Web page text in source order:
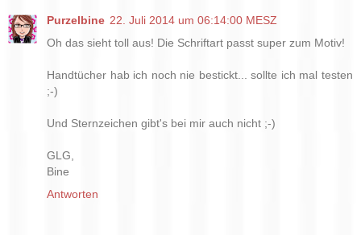
Purzelbine 22. Juli 2014 um 06:14:00 MESZ
Oh das sieht toll aus! Die Schriftart passt super zum Motiv!
Handtücher hab ich noch nie bestickt... sollte ich mal testen
;-)
Und Sternzeichen gibt's bei mir auch nicht ;-)
GLG,
Bine
Antworten